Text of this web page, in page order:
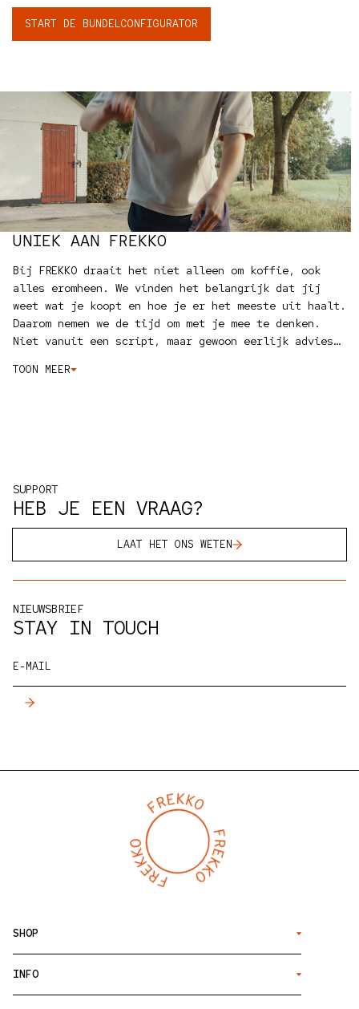
START DE BUNDELCONFIGURATOR
UNIEK AAN FREKKO
Bij FREKKO draait het niet alleen om koffie, ook
alles eromheen. We vinden het belangrijk dat jij
weet wat je koopt en hoe je er het meeste uit haalt.
Daarom nemen we de tijd om met je mee te denken.
Niet vanuit een script, maar gewoon eerlijk advies
helpen we je met onze
Als je onze producten zelf wilt zien, proeven of
testen, dan ben je altijd welkom in de
Studio
, met een kopje koffie erbij natuurlijk.
TOON MEER
SUPPORT
HEB JE EEN VRAAG?
LAAT HET ONS WETEN
NIEUWSBRIEF
STAY IN TOUCH
E-MAIL
SHOP
INFO